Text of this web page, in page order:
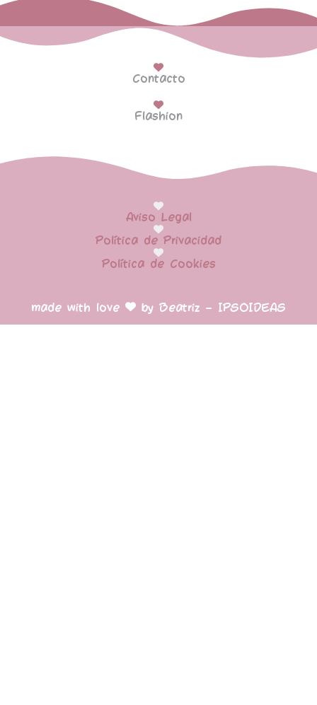
Contacto
Flashion
made with love by Beatriz – IPSOIDEAS
Aviso Legal
Política de Privacidad
Política de Cookies